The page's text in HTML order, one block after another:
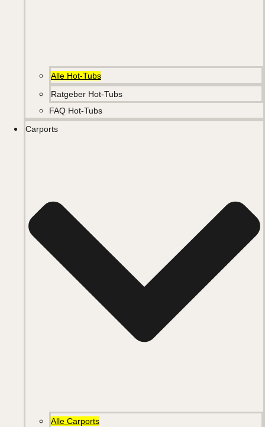
Alle Hot-Tubs
Ratgeber Hot-Tubs
FAQ Hot-Tubs
Carports
Alle Carports